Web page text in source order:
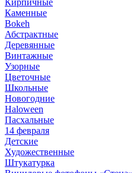
Кирпичные
Каменные
Bokeh
Абстрактные
Деревянные
Винтажные
Узорные
Цветочные
Школьные
Новогодние
Haloween
Пасхальные
14 февраля
Детские
Художественные
Штукатурка